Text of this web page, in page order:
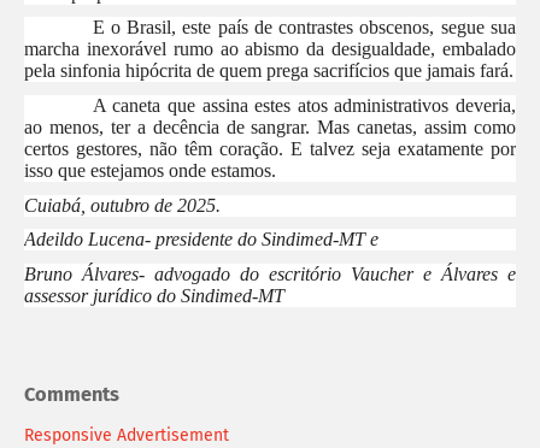
E o Brasil, este país de contrastes obscenos, segue sua
marcha inexorável rumo ao abismo da desigualdade, embalado
pela sinfonia hipócrita de quem prega sacrifícios que jamais fará.
A caneta que assina estes atos administrativos deveria,
ao menos, ter a decência de sangrar. Mas canetas, assim como
certos gestores, não têm coração. E talvez seja exatamente por
isso que estejamos onde estamos.
Cuiabá, outubro de 2025.
Adeildo Lucena- presidente do Sindimed-MT e
Bruno Álvares- advogado do escritório Vaucher e Álvares e
assessor jurídico do Sindimed-MT
Comments
Responsive Advertisement